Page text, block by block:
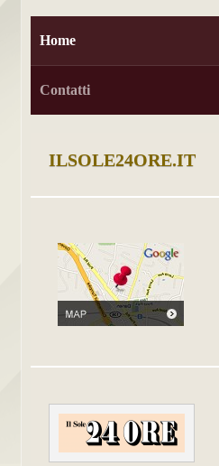
Home
Contatti
ILSOLE24ORE.IT